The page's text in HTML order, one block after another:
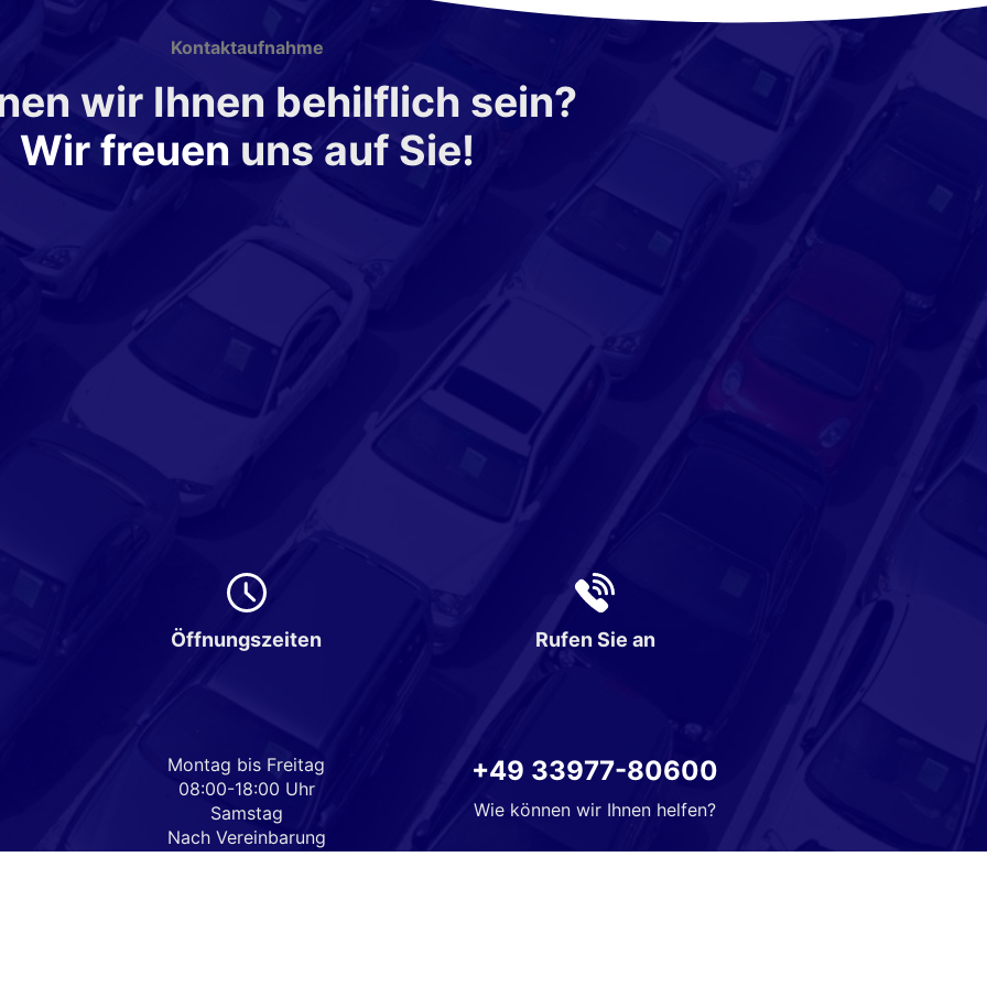
Kontaktaufnahme
wir Ihnen behilflich sein?
Wir freuen uns auf Sie!
Öffnungszeiten
Montag bis Freitag
08:00-18:00 Uhr
Samstag
Nach Vereinbarung
Rufen Sie an
+49 33977-80600
Wie können wir Ihnen helfen?